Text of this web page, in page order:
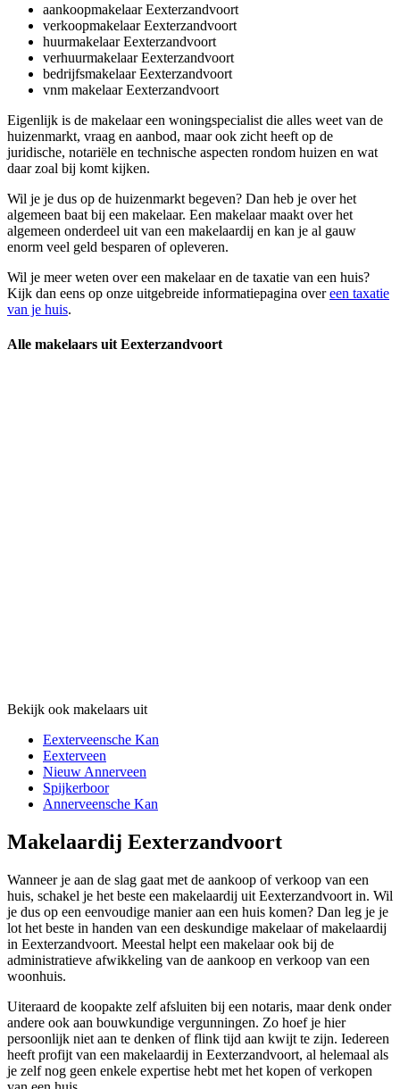
aankoopmakelaar Eexterzandvoort
verkoopmakelaar Eexterzandvoort
huurmakelaar Eexterzandvoort
verhuurmakelaar Eexterzandvoort
bedrijfsmakelaar Eexterzandvoort
vnm makelaar Eexterzandvoort
Eigenlijk is de makelaar een woningspecialist die alles weet van de
huizenmarkt, vraag en aanbod, maar ook zicht heeft op de
juridische, notariële en technische aspecten rondom huizen en wat
daar zoal bij komt kijken.
Wil je je dus op de huizenmarkt begeven? Dan heb je over het
algemeen baat bij een makelaar. Een makelaar maakt over het
algemeen onderdeel uit van een makelaardij en kan je al gauw
enorm veel geld besparen of opleveren.
Wil je meer weten over een makelaar en de taxatie van een huis?
Kijk dan eens op onze uitgebreide informatiepagina overeen taxatie
van je huis.
Alle makelaars uit Eexterzandvoort
Bekijk ook makelaars uit
Eexterveensche Kan
Eexterveen
Nieuw Annerveen
Spijkerboor
Annerveensche Kan
Makelaardij Eexterzandvoort
Wanneer je aan de slag gaat met de aankoop of verkoop van een
huis, schakel je het beste een makelaardij uit Eexterzandvoort in. Wil
je dus op een eenvoudige manier aan een huis komen? Dan leg je je
lot het beste in handen van een deskundige makelaar of makelaardij
in Eexterzandvoort. Meestal helpt een makelaar ook bij de
administratieve afwikkeling van de aankoop en verkoop van een
woonhuis.
Uiteraard de koopakte zelf afsluiten bij een notaris, maar denk onder
andere ook aan bouwkundige vergunningen. Zo hoef je hier
persoonlijk niet aan te denken of flink tijd aan kwijt te zijn. Iedereen
heeft profijt van een makelaardij in Eexterzandvoort, al helemaal als
je zelf nog geen enkele expertise hebt met het kopen of verkopen